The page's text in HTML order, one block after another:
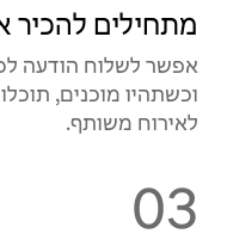
מתחילים
אפשר לשלוח הודעה
וכשתהיו מוכנים,
לאירוח משותף.
03